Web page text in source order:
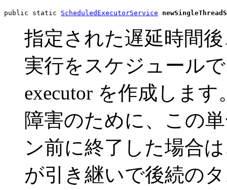
public static ScheduledExecutorService
指定された遅延時間
実行をスケジュール
executor を作成しま
障害のために、この
ン前に終了した場合
が引き継いで後続の